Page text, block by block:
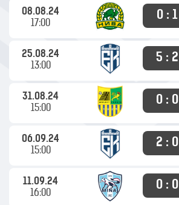
08.08.24
17:00
0 : 1
25.08.24
13:00
5 : 2
31.08.24
15:00
0 : 0
06.09.24
15:00
2 : 0
11.09.24
16:00
0 : 0